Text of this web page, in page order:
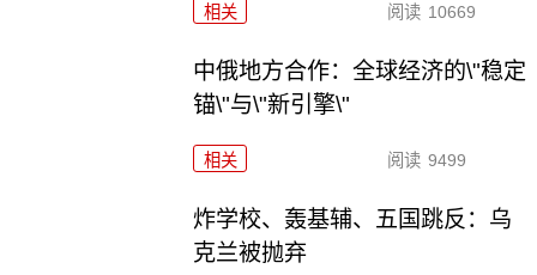
相关 阅读 10669
中俄地方合作：全球经济的\"稳定
锚\"与\"新引擎\"
相关 阅读 9499
炸学校、轰基辅、五国跳反：乌
克兰被抛弃